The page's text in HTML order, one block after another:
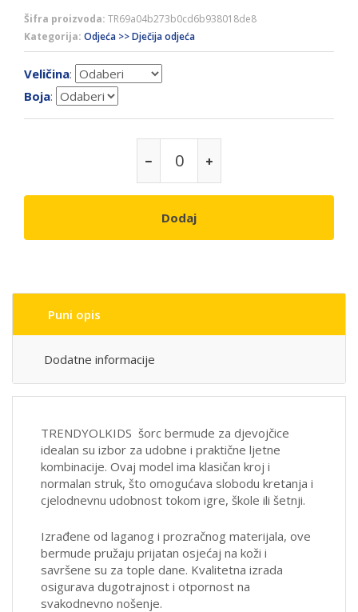
Šifra proizvoda: TR69a04b273b0cd6b938018de8
Kategorija: Odjeća >> Dječija odjeća
Veličina:
Boja:
Dodaj
Puni opis
Dodatne informacije
TRENDYOLKIDS šorc bermude za djevojčice
idealan su izbor za udobne i praktične ljetne
kombinacije. Ovaj model ima klasičan kroj i
normalan struk, što omogućava slobodu kretanja i
cjelodnevnu udobnost tokom igre, škole ili šetnji.
Izrađene od laganog i prozračnog materijala, ove
bermude pružaju prijatan osjećaj na koži i
savršene su za tople dane. Kvalitetna izrada
osigurava dugotrajnost i otpornost na
svakodnevno nošenje.